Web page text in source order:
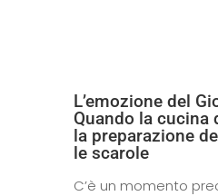
L’emozione del
Quando la cucina
la preparazione
le scarole
C’è un momento